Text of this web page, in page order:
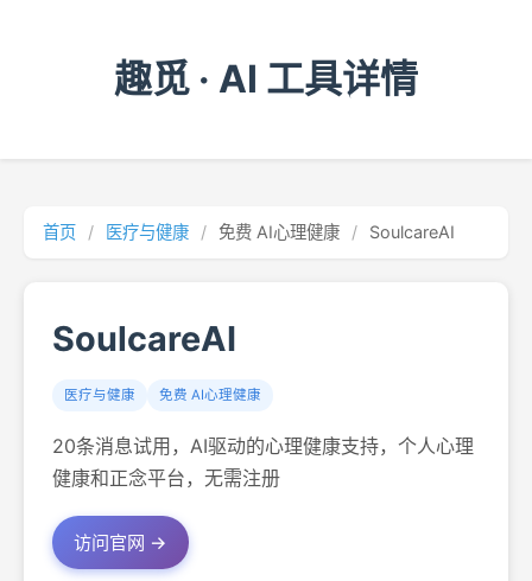
趣觅 · AI 工具详情
首页 / 医疗与健康 / 免费 AI心理健康 / SoulcareAI
SoulcareAI
医疗与健康 免费 AI心理健康
20条消息试用，AI驱动的心理健康支持，个人心理
健康和正念平台，无需注册
访问官网 →